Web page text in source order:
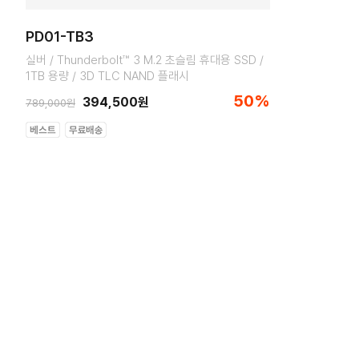
PD01-TB3
실버 / Thunderbolt™ 3 M.2 초슬림 휴대용 SSD /
1TB 용량 / 3D TLC NAND 플래시
789,000원 394,500원 50%